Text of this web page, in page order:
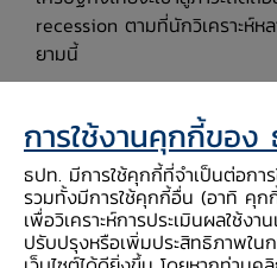
recession ตามที่นักวิเคราะห์ห
ยามนี้
ไม่ใช่ครับ ผมคิดว่าโอกาสที่เศร
น้อยมาก ยิ่งไปกว่านั้น ผมค่อนข้า
จริงๆไตรมาสแรกของปีนี้จะเป็
เห็นเศรษฐกิจไทยขยายตัวติดลบ
ปีก่อน
แน่นอนว่า ปัจจัยหลักที่จะทำให้เ
การใช้งานคุกกี้ของ
ธปท. มีการใช้คุกกี้ที่จำเป็นต่อการ
รวมทั้งมีการใช้คุกกี้อื่น (อาทิ คุก
เพื่อวิเคราะห์การประเมินผลใช้ง
ปรับปรุงหรือเพิ่มประสิทธิภาพใน